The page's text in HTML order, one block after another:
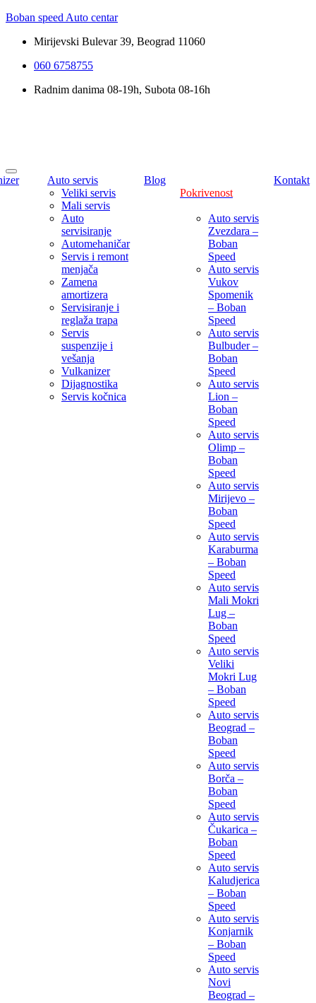
Boban speed Auto centar
Mirijevski Bulevar 39, Beograd 11060
060 6758755
Radnim danima 08-19h, Subota 08-16h
Auto servis
Veliki servis
Mali servis
Auto
servisiranje
Automehaničar
Servis i remont
menjača
Zamena
amortizera
Servisiranje i
reglaža trapa
Servis
suspenzije i
vešanja
Vulkanizer
Dijagnostika
Servis kočnica
Blog
Pokrivenost
Auto servis
Zvezdara –
Boban
Speed
Auto servis
Vukov
Spomenik
– Boban
Speed
Auto servis
Bulbuder –
Boban
Speed
Auto servis
Lion –
Boban
Speed
Auto servis
Olimp –
Boban
Speed
Auto servis
Mirijevo –
Boban
Speed
Auto servis
Karaburma
– Boban
Speed
Auto servis
Mali Mokri
Lug –
Boban
Speed
Auto servis
Veliki
Mokri Lug
– Boban
Speed
Auto servis
Beograd –
Boban
Speed
Auto servis
Borča –
Boban
Speed
Auto servis
Čukarica –
Boban
Speed
Auto servis
Kaludjerica
– Boban
Speed
Auto servis
Konjarnik
– Boban
Speed
Auto servis
Novi
Beograd –
Kontakt